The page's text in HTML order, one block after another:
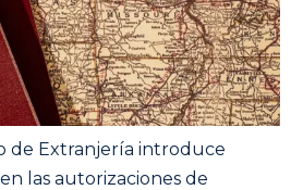
de Extranjería introduce
las autorizaciones de